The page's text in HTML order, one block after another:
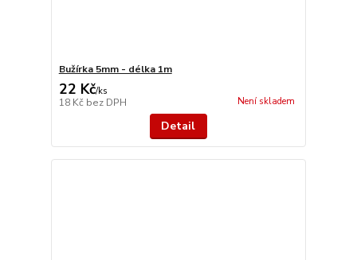
Bužírka 5mm - délka 1m
22 Kč/ks
18 Kč bez DPH Není skladem
Detail